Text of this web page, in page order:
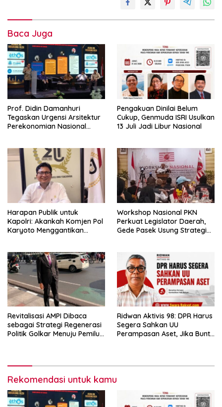
Baca Juga
Prof. Didin Damanhuri
Tegaskan Urgensi Arsitektur
Perekonomian Nasional
Nasional
Pengakuan Dinilai Belum
Cukup, Genmuda ISRI Usulkan
13 Juli Jadi Libur Nasional
Harapan Publik untuk
Kapolri: Akankah Komjen Pol
Karyoto Menggantikan
Workshop Nasional PKN
Perkuat Legislator Daerah,
Gede Pasek Usung Strategi
Revitalisasi AMPI Dibaca
sebagai Strategi Regenerasi
Politik Golkar Menuju Pemilu
Ridwan Aktivis 98: DPR Harus
Segera Sahkan UU
Perampasan Aset, Jika Buntu
Rekomendasi untuk kamu